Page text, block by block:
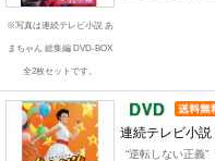
※写真は連続テレビ小説 あ
まちゃん 総集編 DVD-BOX
全2枚セットです。
連続テレビ小
“逆転しない正義”